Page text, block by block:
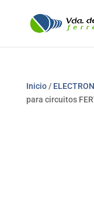
Inicio/
para circuitos